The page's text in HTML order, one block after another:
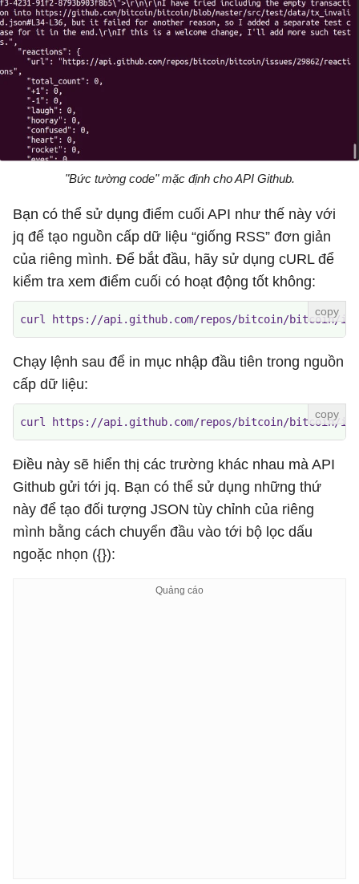
"Bức tường code" mặc định cho API Github.
Bạn có thể sử dụng điểm cuối API như thế này với
jq để tạo nguồn cấp dữ liệu “giống RSS” đơn giản
của riêng mình. Để bắt đầu, hãy sử dụng cURL để
kiểm tra xem điểm cuối có hoạt động tốt không:
curl https://api.github.com/repos/bitcoin/bitcoin/
Chạy lệnh sau để in mục nhập đầu tiên trong nguồn
cấp dữ liệu:
curl https://api.github.com/repos/bitcoin/bitcoin/
Điều này sẽ hiển thị các trường khác nhau mà API
Github gửi tới jq. Bạn có thể sử dụng những thứ
này để tạo đối tượng JSON tùy chỉnh của riêng
mình bằng cách chuyển đầu vào tới bộ lọc dấu
ngoặc nhọn ({}):